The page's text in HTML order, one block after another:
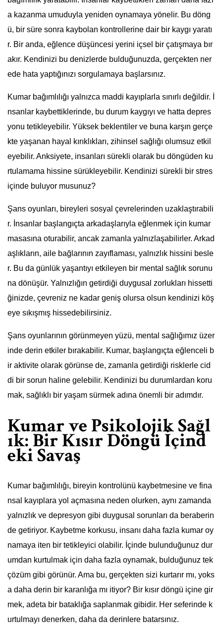
a kazanma umuduyla yeniden oynamaya yönelir. Bu döng
ü, bir süre sonra kaybolan kontrollerine dair bir kaygı yaratı
r. Bir anda, eğlence düşüncesi yerini içsel bir çatışmaya bır
akır. Kendinizi bu denizlerde bulduğunuzda, gerçekten ner
ede hata yaptığınızı sorgulamaya başlarsınız.
Kumar bağımlılığı yalnızca maddi kayıplarla sınırlı değildir. İ
nsanlar kaybettiklerinde, bu durum kaygıyı ve hatta depres
yonu tetikleyebilir. Yüksek beklentiler ve buna karşın gerçe
kte yaşanan hayal kırıklıkları, zihinsel sağlığı olumsuz etkil
eyebilir. Anksiyete, insanları sürekli olarak bu döngüden ku
rtulamama hissine sürükleyebilir. Kendinizi sürekli bir stres
içinde buluyor musunuz?
Şans oyunları, bireyleri sosyal çevrelerinden uzaklaştırabili
r. İnsanlar başlangıçta arkadaşlarıyla eğlenmek için kumar
masasına oturabilir, ancak zamanla yalnızlaşabilirler. Arkad
aşlıkların, aile bağlarının zayıflaması, yalnızlık hissini besle
r. Bu da günlük yaşantıyı etkileyen bir mental sağlık sorunu
na dönüşür. Yalnızlığın getirdiği duygusal zorlukları hissetti
ğinizde, çevreniz ne kadar geniş olursa olsun kendinizi köş
eye sıkışmış hissedebilirsiniz.
Şans oyunlarının görünmeyen yüzü, mental sağlığımız üzer
inde derin etkiler bırakabilir. Kumar, başlangıçta eğlenceli b
ir aktivite olarak görünse de, zamanla getirdiği risklerle cid
di bir sorun haline gelebilir. Kendinizi bu durumlardan koru
mak, sağlıklı bir yaşam sürmek adına önemli bir adımdır.
Kumar ve Psikolojik Sağl
ık: Bir Kısır Döngü İçind
eki Savaş
Kumar bağımlılığı, bireyin kontrolünü kaybetmesine ve fina
nsal kayıplara yol açmasına neden olurken, aynı zamanda
yalnızlık ve depresyon gibi duygusal sorunları da beraberin
de getiriyor. Kaybetme korkusu, insanı daha fazla kumar oy
namaya iten bir tetikleyici olabilir. İçinde bulunduğunuz dur
umdan kurtulmak için daha fazla oynamak, bulduğunuz tek
çözüm gibi görünür. Ama bu, gerçekten sizi kurtarır mı, yoks
a daha derin bir karanlığa mı itiyor? Bir kısır döngü içine gir
mek, adeta bir bataklığa saplanmak gibidir. Her seferinde k
urtulmayı denerken, daha da derinlere batarsınız.